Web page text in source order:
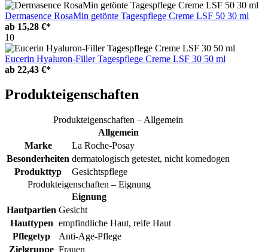
Dermasence RosaMin getönte Tagespflege Creme LSF 50 30 ml
ab 15,28 €*
10
Eucerin Hyaluron-Filler Tagespflege Creme LSF 30 50 ml
ab 22,43 €*
Produkteigenschaften
Produkteigenschaften – Allgemein
Allgemein
Marke
La Roche-Posay
Besonderheiten dermatologisch getestet, nicht komedogen
Produkttyp
Gesichtspflege
Produkteigenschaften – Eignung
Eignung
Hautpartien Gesicht
Hauttypen empfindliche Haut, reife Haut
Pflegetyp
Anti-Age-Pflege
Zielgruppe Frauen